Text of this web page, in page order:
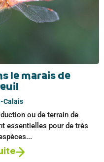
le marais de
Calais
ou de terrain de
essentielles pour de très